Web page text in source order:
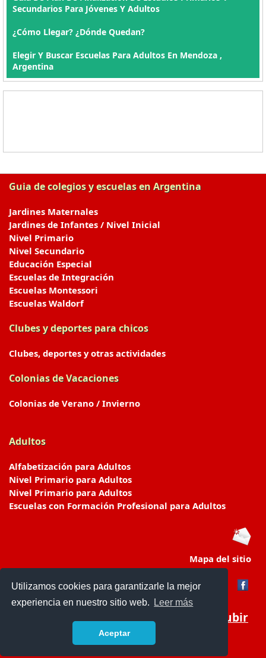
Utilizamos cookies para garantizarle la mejor
experiencia en nuestro sitio web.
Leer más
Aceptar
Secundarios Para Jóvenes Y Adultos
¿Cómo Llegar? ¿Dónde Quedan?
Elegir Y Buscar Escuelas Para Adultos En Mendoza ,
Argentina
Guia de colegios y escuelas en Argentina
Jardines Maternales
Jardines de Infantes / Nivel Inicial
Nivel Primario
Nivel Secundario
Educación Especial
Escuelas de Integración
Escuelas Montessori
Escuelas Waldorf
Clubes y deportes para chicos
Clubes, deportes y otras actividades
Colonias de Vacaciones
Colonias de Verano / Invierno
Adultos
Alfabetización para Adultos
Nivel Primario para Adultos
Nivel Primario para Adultos
Escuelas con Formación Profesional para Adultos
Mapa del sitio
Subir